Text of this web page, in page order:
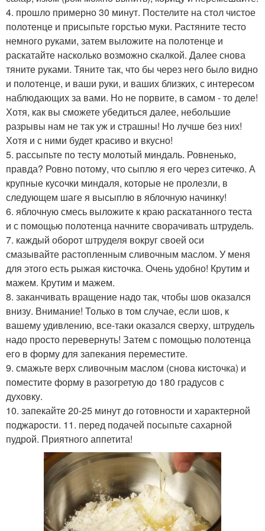
4. прошло примерно 30 минут. Постелите на стол чистое
полотенце и присыпьте горстью муки. Растяните тесто
немного руками, затем выложите на полотенце и
раскатайте насколько возможно скалкой. Далее снова
тяните руками. Тяните так, что бы через него было видно
и полотенце, и ваши руки, и ваших близких, с интересом
наблюдающих за вами. Но не порвите, в самом - то деле!
Хотя, как вы сможете убедиться далее, небольшие
разрывы нам не так уж и страшны! Но лучше без них!
Хотя и с ними будет красиво и вкусно!
5. рассыпьте по тесту молотый миндаль. Ровненько,
правда? Ровно потому, что сыплю я его через ситечко. А
крупные кусочки миндаля, которые не пролезли, в
следующем шаге я высыплю в яблочную начинку!
6. яблочную смесь выложите к краю раскатанного теста
и с помощью полотенца начните сворачивать штрудель.
7. каждый оборот штруделя вокруг своей оси
смазывайте растопленным сливочным маслом. У меня
для этого есть рыжая кисточка. Очень удобно! Крутим и
мажем. Крутим и мажем.
8. заканчивать вращение надо так, чтобы шов оказался
внизу. Внимание! Только в том случае, если шов, к
вашему удивлению, все-таки оказался сверху, штрудель
надо просто перевернуть! Затем с помощью полотенца
его в форму для запекания переместите.
9. смажьте верх сливочным маслом (снова кисточка) и
поместите форму в разогретую до 180 градусов с
духовку.
10. запекайте 20-25 минут до готовности и характерной
поджарости. 11. перед подачей посыпьте сахарной
пудрой. Приятного аппетита!